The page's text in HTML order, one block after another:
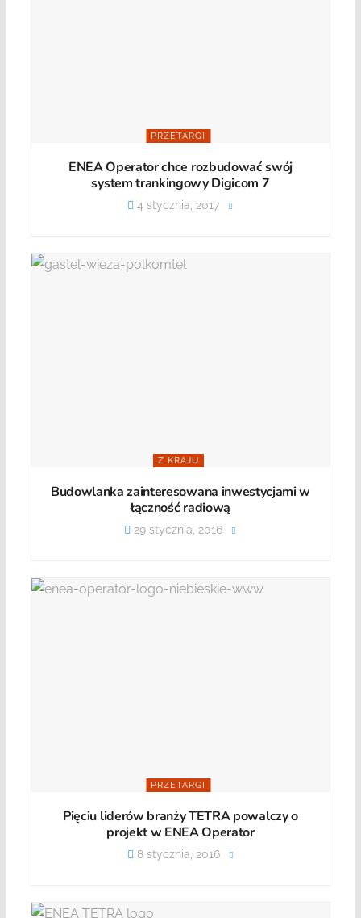
PRZETARGI
ENEA Operator chce rozbudować swój
system trankingowy Digicom 7
4 stycznia, 2017
Z KRAJU
Budowlanka zainteresowana inwestycjami w
łączność radiową
29 stycznia, 2016
PRZETARGI
Pięciu liderów branży TETRA powalczy o
projekt w ENEA Operator
8 stycznia, 2016